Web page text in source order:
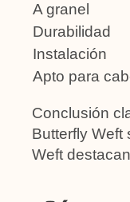
A granel
Durabilidad
Instalación
Apto para
Conclusión
Butterfly Weft
Weft